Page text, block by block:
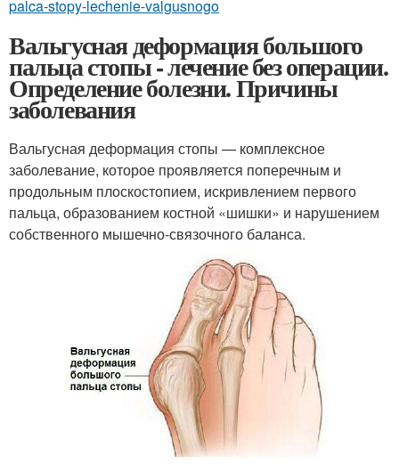
palca-stopy-lechenie-valgusnogo
Вальгусная деформация большого
пальца стопы - лечение без операции.
Определение болезни. Причины
заболевания
Вальгусная деформация стопы — комплексное
заболевание, которое проявляется поперечным и
продольным плоскостопием, искривлением первого
пальца, образованием костной «шишки» и нарушением
собственного мышечно-связочного баланса.